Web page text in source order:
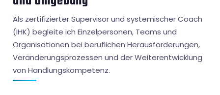
Als zertifizierter Supervisor und systemischer Coach
(IHK) begleite ich Einzelpersonen, Teams und
Organisationen bei beruflichen Herausforderungen,
Veränderungsprozessen und der Weiterentwicklung
von Handlungskompetenz.